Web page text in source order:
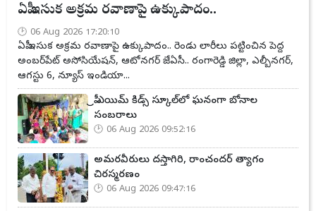
ఏపీ ఇసుక అక్రమ రవాణాపై ఉక్కుపాదం..
06 Aug 2026 17:20:10
ఏపీ ఇసుక అక్రమ రవాణాపై ఉక్కుపాదం.. రెండు లారీలు పట్టించిన పెద్ద
అంబర్‌పేట్ అసోసియేషన్, ఆటోనగర్ జేఏసీ.. రంగారెడ్డి జిల్లా, ఎల్బీనగర్,
ఆగస్టు 6, న్యూస్ ఇండియా...
ప్రీ ఎయిమ్ కిడ్స్ స్కూల్‌లో ఘనంగా బోనాల
సంబరాలు
06 Aug 2026 09:52:16
అమరవీరులు దస్తాగిరి, రాంచందర్ త్యాగం
చిరస్మరణం
06 Aug 2026 09:47:16